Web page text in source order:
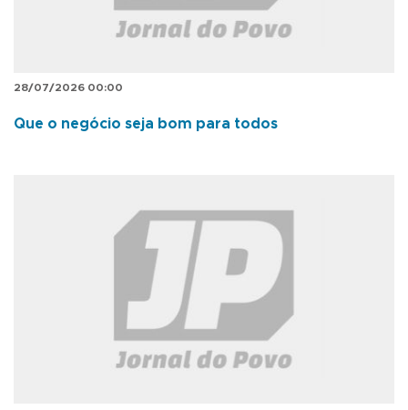
28/07/2026 00:00
Que o negócio seja bom para todos